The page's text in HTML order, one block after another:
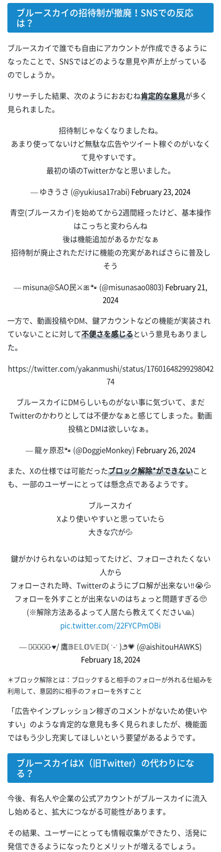
ブルースカイの招待制が撤廃！SNSでの反応
は？
ブルースカイで誰でも自由にアカウントが作成できるように
なったことで、SNSではどのような意見や声が上がっている
のでしょうか。
リサーチした結果、次のようにおおむね肯定的な意見が多く
見られました。
招待制じゃなくなりましたね。
あまり使ってないけど無駄な広告やツイート稼ぐのがいなく
て見やすいです。
最初の頃のTwitterかなと思いました。
— ゆきうさ (@yukiusa17rabi) February 23, 2024
青空(ブルースカイ)を始めてから2週間経ったけど、基本操作
はこっちと変わらんね
後は機能追加があるかだなぁ
招待制が廃止されただけに機能の充実があればさらに普及し
そう
— misuna@SAO民⚔️🎀🐾 (@misunasao0803) February 21,
2024
一方で、動画投稿やDM、鍵アカウントなどの機能が実装され
ていないことに対して不便さを感じるという意見もありまし
た。
https://twitter.com/yakanmushi/status/17601648299298042
74
ブルースカイにDMらしいものがない事に気づいて、まだ
Twitterのかわりとしては不便かなぁと感じてしまった。動画
投稿とDMは欲しいなぁ。
— 龍ヶ原忍🐾 (@DoggieMonkey) February 26, 2024
また、Xの仕様では可能だったブロック解除*ができないこと
も、一部のユーザーにとっては懸念点であるようです。
ブルースカイ
Xより使いやすいと思っていたら
大きな穴が💦
鍵がかけられないのは知ってたけど、フォローされたくない
人から
フォローされた時、Twitterのようにブロ解が出来ない‼️😭💦
フォローを外すことが出来ないのはちょっと問題すぎる🥺
(※解除方法あるよって人居たら教えてください🙏)
pic.twitter.com/22FYCPmOBi
— ち̷ゃ̷な̷ッ̷そ̷ ♥︎/ 鷹𝔹𝔼𝕃𝕆𝕍𝔼𝔻( ˙-˙ )౨💗 (@aishitouHAWKS)
February 18, 2024
＊ブロック解除とは：ブロックすると相手のフォローが外れる仕組みを
利用して、意図的に相手のフォローを外すこと
「広告やインプレッション稼ぎのコメントがないため使いや
すい」のような肯定的な意見も多く見られましたが、機能面
ではもう少し充実してほしいという要望があるようです。
ブルースカイはX（旧Twitter）の代わりにな
る？
今後、有名人や企業の公式アカウントがブルースカイに流入
し始めると、拡大につながる可能性があります。
その結果、ユーザーにとっても情報収集ができたり、活発に
発信できるようになったりとメリットが増えるでしょう。